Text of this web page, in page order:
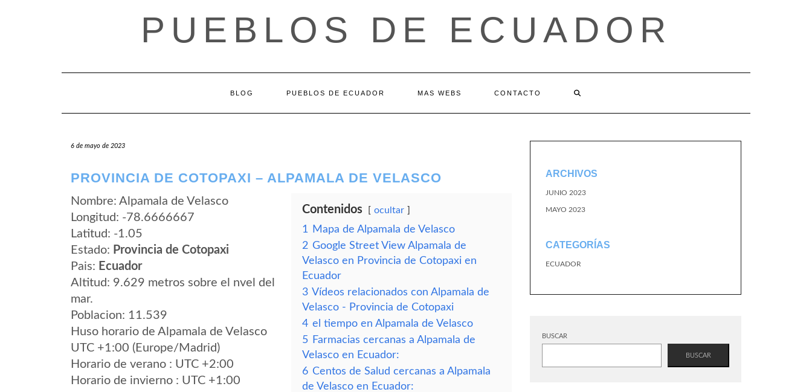
PUEBLOS DE ECUADOR
BLOG PUEBLOS DE ECUADOR MAS WEBS CONTACTO
6 de mayo de 2023
PROVINCIA DE COTOPAXI – ALPAMALA DE VELASCO
Nombre: Alpamala de Velasco
Longitud: -78.6666667
Latitud: -1.05
Estado: Provincia de Cotopaxi
Pais: Ecuador
Altitud: 9.629 metros sobre el nvel del
mar.
Poblacion: 11.539
Huso horario de Alpamala de Velasco
UTC +1:00 (Europe/Madrid)
Horario de verano : UTC +2:00
Horario de invierno : UTC +1:00
Contenidos ocultar
1
Mapa de Alpamala de Velasco
2 Google Street View Alpamala de
Velasco en Provincia de Cotopaxi en
Ecuador
3 Vídeos relacionados con Alpamala de
Velasco - Provincia de Cotopaxi
4 el tiempo en Alpamala de Velasco
5 Farmacias cercanas a Alpamala de
Velasco en Ecuador:
6 Centos de Salud cercanas a Alpamala
de Velasco en Ecuador:
ARCHIVOS
JUNIO 2023
MAYO 2023
CATEGORÍAS
ECUADOR
BUSCAR
BUSCAR